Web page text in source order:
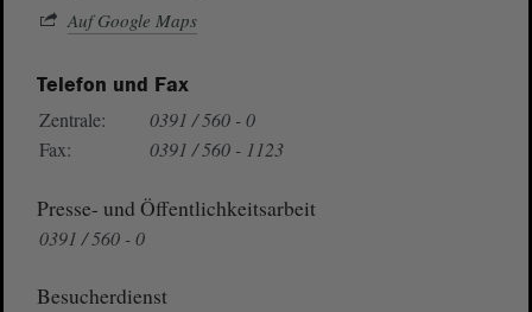
Auf Google Maps
Telefon und Fax
Zentrale:
0391 / 560 - 0
Fax:
0391 / 560 - 1123
Presse- und Öffentlichkeitsarbeit
0391 / 560 - 0
Besucherdienst